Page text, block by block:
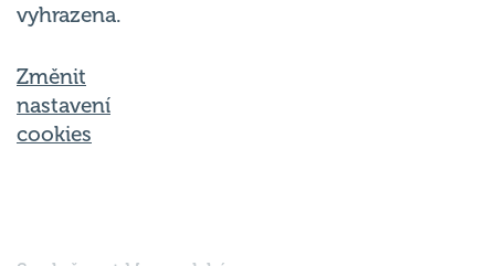
vyhrazena.
Změnit
nastavení
cookies